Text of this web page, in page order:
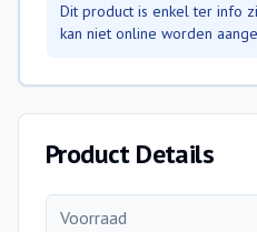
Dit product is enkel ter info
kan niet online worden
Product Details
Voorraad